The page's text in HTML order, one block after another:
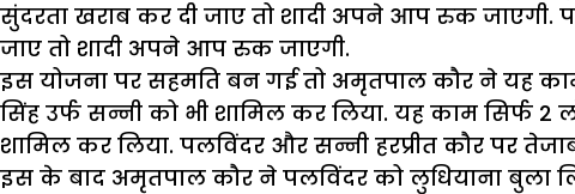
सुंदरता खराब कर दी जाए तो शादी अपने आप रुक जाएगी.
जाए तो शादी अपने आप रुक जाएगी.
इस योजना पर सहमति बन गई तो अमृतपाल कौर ने यह
सिंह उर्फ सन्नी को भी शामिल कर लिया. यह काम सिर्फ
शामिल कर लिया. पलविंदर और सन्नी हरप्रीत कौर पर
इस के बाद अमृतपाल कौर ने पलविंदर को लुधियाना बुला